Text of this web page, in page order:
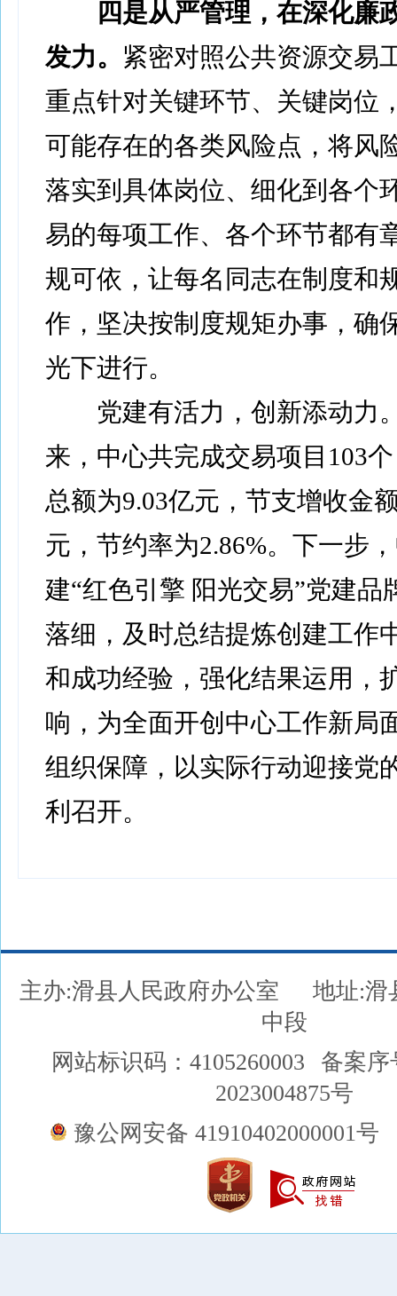
四是从严管理，在深化廉
发力。 紧密对照公共资源交易
重点针对关键环节、关键岗位
可能存在的各类风险点，将风
落实到具体岗位、细化到各个
易的每项工作、各个环节都有
规可依，让每名同志在制度和
作，坚决按制度规矩办事，确
光下进行。
党建有活力，创新添动力
来，中心共完成交易项目103
总额为9.03亿元，节支增收金
元，节约率为2.86%。下一步
建“红色引擎 阳光交易”党建品
落细，及时总结提炼创建工作
和成功经验，强化结果运用，
响，为全面开创中心工作新局
组织保障，以实际行动迎接党
利召开。
主办:滑县人民政府办公室
地址:滑
中段
网站标识码：4105260003
备案序
2023004875号
豫公网安备 41910402000001号